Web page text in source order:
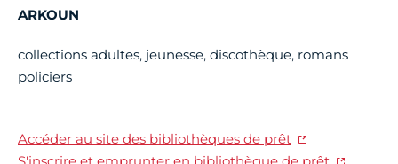
ARKOUN
collections adultes, jeunesse, discothèque, romans
policiers
Accéder au site des bibliothèques de prêt